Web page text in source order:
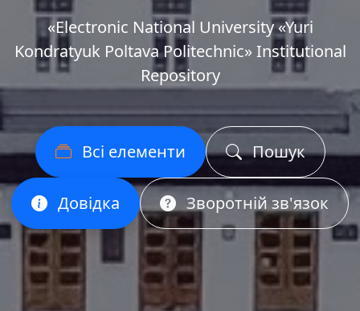
«Еlectronic National University «Yuri
Kondratyuk Poltava Politechnic» Institutional
Repository
Всі елементи Пошук
Довідка Зворотній зв'язок